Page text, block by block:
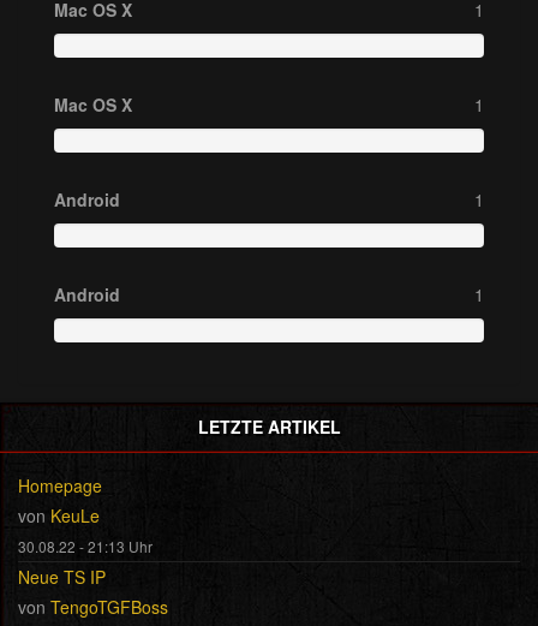
Mac OS X 1
Mac OS X 1
Android 1
Android 1
LETZTE ARTIKEL
Homepage
von KeuLe
30.08.22 - 21:13 Uhr
Neue TS IP
von TengoTGFBoss